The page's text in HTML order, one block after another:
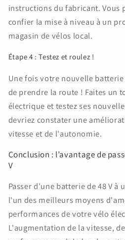
instructions du fabricant. Vous
confier la mise à niveau à un
magasin de vélos local.
Étape 4 : Testez et roulez !
Une fois votre nouvelle
de prendre la route ! Faites un
électrique et testez ses
devriez constater une
vitesse et de l'autonomie.
Conclusion : l’avantage de
V
Passer d'une batterie de 48 V à
l'un des meilleurs moyens
performances de votre vélo
L'augmentation de la vitesse,